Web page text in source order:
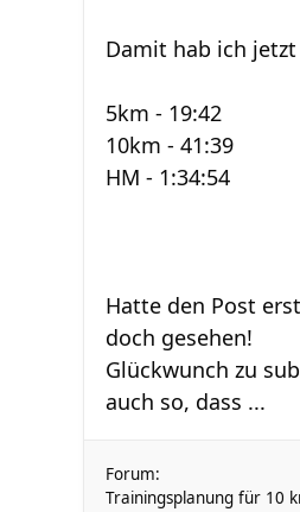
Damit hab ich
5km - 19:42
10km - 41:39
HM - 1:34:54
Hatte den Post
doch gesehen!
Glückwunch zu
auch so, dass ...
Forum:
Trainingsplanung für 10